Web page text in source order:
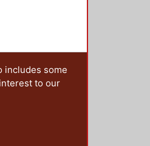
includes some
to our